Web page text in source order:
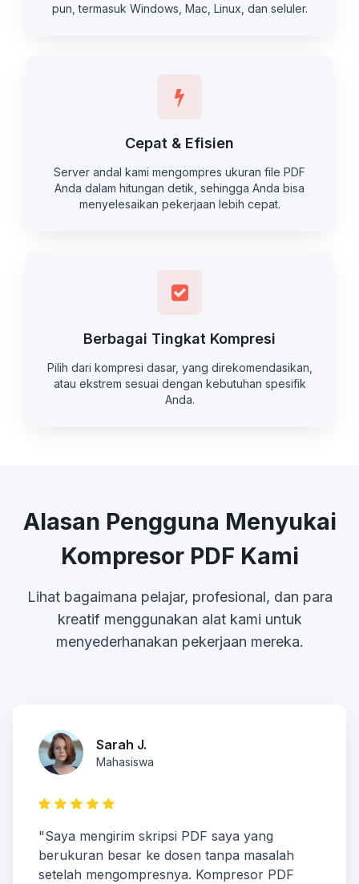
pun, termasuk Windows, Mac, Linux, dan seluler.
Cepat & Efisien
Server andal kami mengompres ukuran file PDF
Anda dalam hitungan detik, sehingga Anda bisa
menyelesaikan pekerjaan lebih cepat.
Berbagai Tingkat Kompresi
Pilih dari kompresi dasar, yang direkomendasikan,
atau ekstrem sesuai dengan kebutuhan spesifik
Anda.
Alasan Pengguna Menyukai
Kompresor PDF Kami
Lihat bagaimana pelajar, profesional, dan para
kreatif menggunakan alat kami untuk
menyederhanakan pekerjaan mereka.
Sarah J.
Mahasiswa
"Saya mengirim skripsi PDF saya yang
berukuran besar ke dosen tanpa masalah
setelah mengompresnya. Kompresor PDF